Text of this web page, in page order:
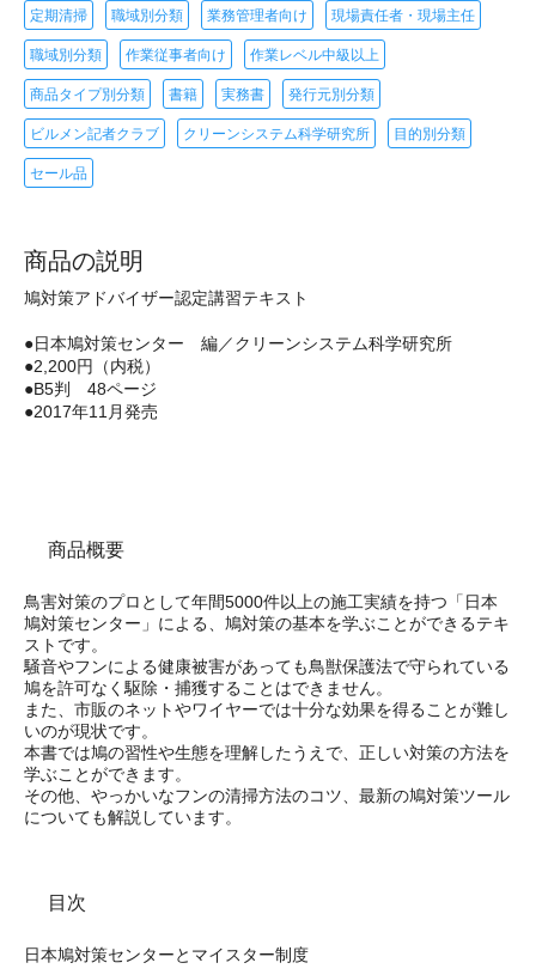
定期清掃 職域別分類 業務管理者向け 現場責任者・現場主任
職域別分類 作業従事者向け 作業レベル中級以上
商品タイプ別分類 書籍 実務書 発行元別分類
ビルメン記者クラブ クリーンシステム科学研究所 目的別分類
セール品
商品の説明
鳩対策アドバイザー認定講習テキスト
●日本鳩対策センター 編／クリーンシステム科学研究所
●2,200円（内税）
●B5判 48ページ
●2017年11月発売
商品概要
鳥害対策のプロとして年間5000件以上の施工実績を持つ「日本
鳩対策センター」による、鳩対策の基本を学ぶことができるテキ
ストです。
騒音やフンによる健康被害があっても鳥獣保護法で守られている
鳩を許可なく駆除・捕獲することはできません。
また、市販のネットやワイヤーでは十分な効果を得ることが難し
いのが現状です。
本書では鳩の習性や生態を理解したうえで、正しい対策の方法を
学ぶことができます。
その他、やっかいなフンの清掃方法のコツ、最新の鳩対策ツール
についても解説しています。
目次
日本鳩対策センターとマイスター制度